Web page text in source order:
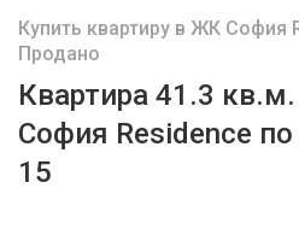
Купить квартиру в ЖК София
Продано
Квартира 41.3
София Residence
15